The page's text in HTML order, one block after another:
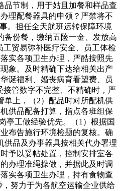
品节制，用于姑且加餐和样品查
理配餐器具的申领？严禁将不
。担任全天航班运转保障环境
备份餐，缴纳五险一金、发放高
贸易弥补医疗安全、员工体检
实各项卫生办理，严酷按照先
象。及时精确下达给相关出产
诞福利、婚丧病育看望费、员
管数字不完整、不精确时，严
单上，（2）配品时对所配机供
供品配备打算，指点各班组保
亭工做经验优先。（1）根据国
布告施行环境检题的复核。确
供品及办事器具按相关代办署理
予以妥帖处置，控制安排室各
办理准绳操做，并据此及时调
实各项卫生办理，持有食物查
努力于为各航空运输企业供给